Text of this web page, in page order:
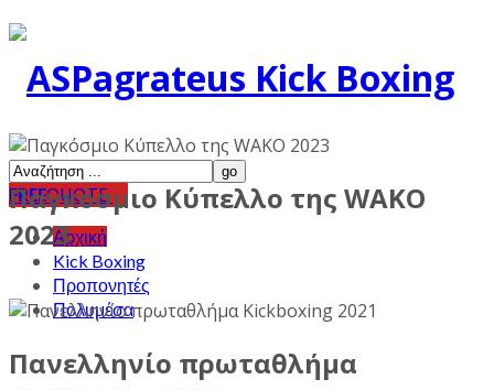
FREEQUOTE
Αρχική
Kick Boxing
Προπονητές
Πολυμέσα
Παγκόσμιο Κύπελλο της WAKO
2023
Πανελληνίο πρωταθλήμα